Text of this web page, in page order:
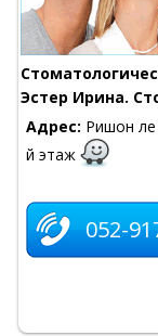
Эстер Ирина.
Адрес: Ришон ле
й этаж
052-